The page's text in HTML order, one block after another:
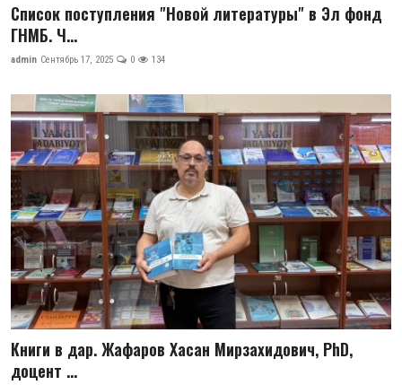
Список поступления "Новой литературы" в Эл фонд
ГНМБ. Ч...
admin Сентябрь 17, 2025 0 134
Книги в дар. Жафаров Хасан Мирзахидович, PhD,
доцент ...